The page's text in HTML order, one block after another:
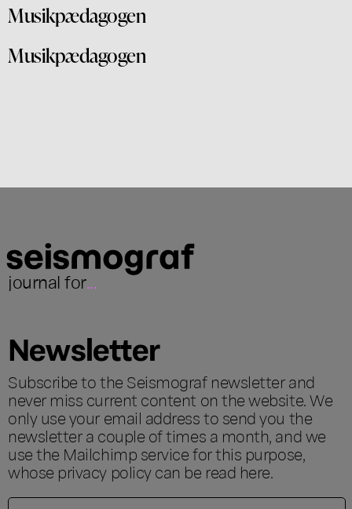
Musikpædagogen
Musikpædagogen
journal for...
Newsletter
Subscribe to the Seismograf newsletter and
never miss current content on the website. We
only use your email address to send you the
newsletter a couple of times a month, and we
use the Mailchimp service for this purpose,
whose privacy policy can be read here.